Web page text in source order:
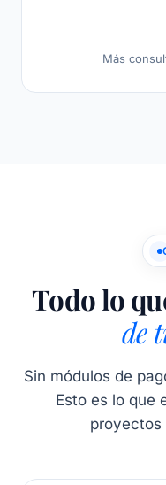
Más
Todo lo
de
Sin módulos de
Esto es lo que
proyectos